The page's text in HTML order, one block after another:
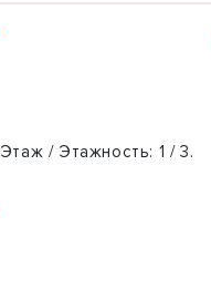
Этаж / Этажность: 1 / 3.